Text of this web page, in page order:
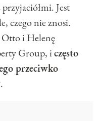
Jest
czego nie znosi.
Otto i Helenę
Group, iczęsto
przeciwko
.